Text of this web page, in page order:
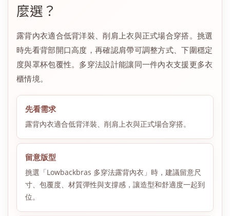
麼選？
露背內衣適合低背洋裝、削肩上衣與正式場合穿搭。挑選
時先看背部開口高度，再確認肩帶可調整方式、下圍穩定
度與罩杯包覆性。多穿法設計能讓同一件內衣支援更多衣
櫃情境。
先看需求
露背內衣適合低背洋裝、削肩上衣與正式場合穿搭。
留意版型
挑選「Lowbackbras 多穿法露背內衣」時，建議留意尺
寸、包覆度、材質彈性與支撐感，讓造型和舒適度一起到
位。